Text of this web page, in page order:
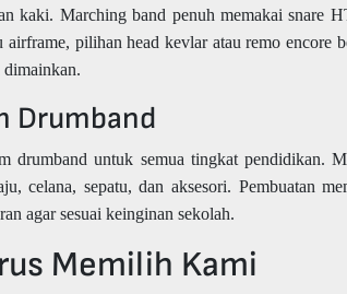
kaki. Marching band penuh memakai snare
airframe, pilihan head kevlar atau remo encore
dimainkan.
Drumband
drumband untuk semua tingkat pendidikan.
celana, sepatu, dan aksesori. Pembuatan
agar sesuai keinginan sekolah.
Memilih Kami